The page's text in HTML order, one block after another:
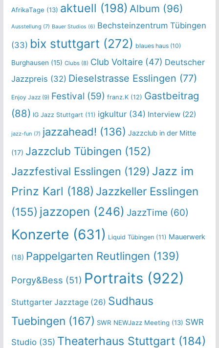
AfrikaTage (13) aktuell (198) Album (96)
Ausstellung (7) Bauer Studios (6) Bechsteinzentrum Tübingen
(33) bix stuttgart (272) blaues haus(10)
Burghausen (15) Clubs(8) Club Voltaire(47) Deutscher
Jazzpreis (32) Dieselstrasse Esslingen (77)
Enjoy Jazz(9) Festival (59) franz.K(12) Gastbeitrag
(88) IG Jazz Stuttgart (11) igkultur(34) Interview(22)
jazz-fun (7) jazzahead! (136) Jazzclub in der Mitte
(17) Jazzclub Tübingen (152)
Jazzfestival Esslingen (129) Jazz im
Prinz Karl (188) Jazzkeller Esslingen
(155) jazzopen (246) JazzTime (60)
Konzerte (631) Liquid Tübingen(11) Mauerwerk
(18) Pappelgarten Reutlingen (139)
Porgy&Bess (51) Portraits (922)
Stuttgarter Jazztage(26) Sudhaus
Tuebingen (167) SWR NEWJazz Meeting (13) SWR
Studio(35) Theaterhaus Stuttgart(184)